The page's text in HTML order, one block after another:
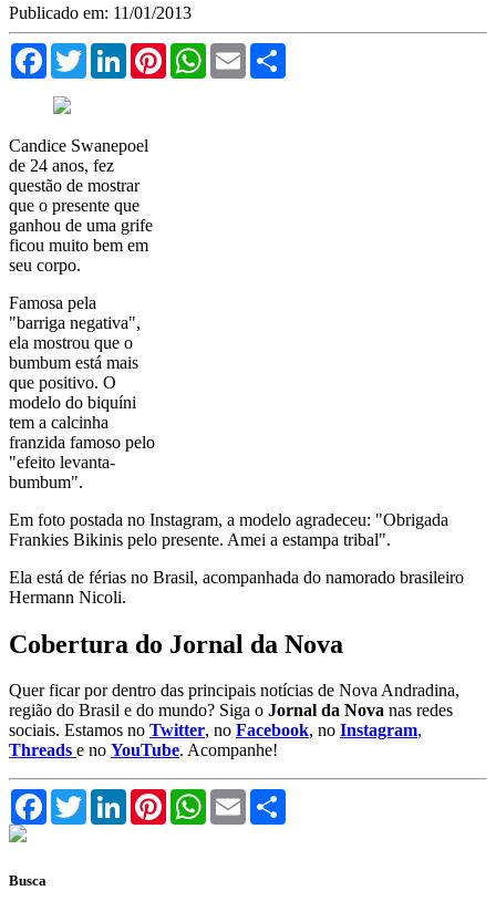
Publicado em: 11/01/2013
FacebookTwitterLinkedInPinterestWhatsApp
Email
Candice Swanepoel
de 24 anos, fez
questão de mostrar
que o presente que
ganhou de uma grife
ficou muito bem em
seu corpo.
Famosa pela
"barriga negativa",
ela mostrou que o
bumbum está mais
que positivo. O
modelo do biquíni
tem a calcinha
franzida famoso pelo
"efeito levanta-
bumbum".
Em foto postada no Instagram, a modelo agradeceu: "Obrigada
Frankies Bikinis pelo presente. Amei a estampa tribal".
Ela está de férias no Brasil, acompanhada do namorado brasileiro
Hermann Nicoli.
Cobertura do Jornal da Nova
Quer ficar por dentro das principais notícias de Nova Andradina,
região do Brasil e do mundo? Siga o Jornal da Nova nas redes
sociais. Estamos no Twitter, no Facebook, no Instagram,
Threads e no YouTube. Acompanhe!
FacebookTwitterLinkedInPinterestWhatsApp
Email
Busca